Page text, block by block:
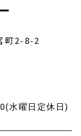
町2-8-2
水曜日定休日)